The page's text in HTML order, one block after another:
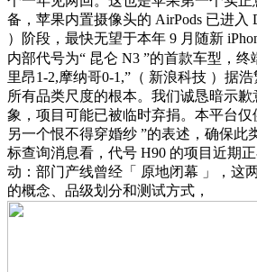
备，苹果内置摄像头的 AirPods 已进入
）阶段，最快无望于本年 9 月随新
内部代号为“ 昆仑 N3 ”的首款车型，终
里昂1-2,摩纳哥0-1,”（ 新浪科技 ）据
所有品类尺度的根本。我们诚恳暗示
象，项目可能已被临时弃捐。本平台
另一个恨不得穿婚纱 ”的表述，确保此
标查询消息看，代号 H90 的项目近期
动：部门产线曾经「 原地闭幕 」，这
的概念、品级划分和测试方式，